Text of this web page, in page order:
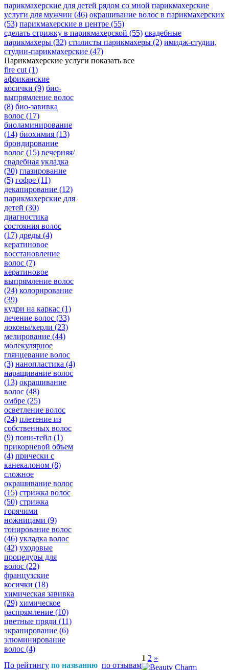
парикмахерские для детей рядом со мной парикмахерские
услуги для мужчин (46) окрашивание волос в парикмахерских
(53) парикмахерские в центре (55)
сделать стрижку в парикмахерской (55) свадебные
парикмахеры (32) стилисты парикмахеры (2) имидж-студии,
студии-парикмахерские (47)
Парикмахерские услуги показать все
fire cut (1)
африканские
косички (9) био-
выпрямление волос
(8) био-завивка
волос (17)
биоламинирование
(14) биохимия (13)
брондирование
волос (15) вечерняя/
свадебная укладка
(30) глазирование
(5) гофре (11)
декапирование (12)
парикмахерские для
детей (30)
диагностика
состояния волос
(17) дреды (4)
кератиновое
восстановление
волос (7)
кератиновое
выпрямление волос
(24) колорирование
(39)
кудри на каркас (1)
лечение волос (33)
локоны/керли (23)
мелирование (44)
молекулярное
глянцевание волос
(3) нанопластика (4)
наращивание волос
(13) окрашивание
волос (48)
омбре (25)
осветление волос
(24) плетение из
собственных волос
(9) пони-тейл (1)
прикорневой объем
(4) прически с
канекалоном (8)
сложное
окрашивание волос
(15) стрижка волос
(50) стрижка
горячими
ножницами (9)
тонирование волос
(46) укладка волос
(42) уходовые
процедуры для
волос (22)
французские
косички (18)
химическая завивка
(29) химическое
распрямление (10)
цветные пряди (11)
экранирование (6)
элюминирование
волос (4)
По рейтингу по названию по отзывам
1 2 »